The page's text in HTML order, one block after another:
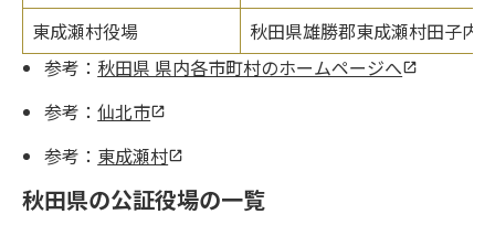
東成瀬村役場
秋田県雄勝郡東成瀬村田子内
参考： 秋田県 県内各市町村のホームページへ
参考：仙北市
参考： 東成瀬村
秋田県の公証役場の一覧